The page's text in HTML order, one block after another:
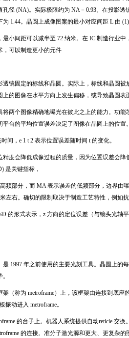
孔径 (NA)。实际极限约为 NA = 0.93。在投影透
为 1.44。晶圆上成像图案的最小对应间距 L 由 (1)
最小间距可以减半至 72 纳米。在 IC 制造行业中
，可以制造更小的元件
透镜固定的标线和晶圆。实际上，标线和晶圆
上的图像在水平方向上发生偏移，或导致晶圆
将两个图像精确地曝光在彼此之上的能力。功
平台的平均位置误差决定了图像在晶圆上的位置
间， e 1 t 2 表示位置误差随时间 t的变化。
精度会降低成像过程的质量，因为位置误差会
是关键指标，
频部分，而 MA表示误差的低频部分，边界由
左右。确切的限制取决于制造工艺特性，例如
的形式表示， z 方向的定位误差（与镜头光轴
是 1997 年之前使用的主要光刻工具。晶圆上的
架（称为 metroframe）上，该框架由连接到底座
振动进入 metroframe。
的台子上。机器人系统提供自动reticle 交换
的连接。准分子激光源和更大、更复杂的